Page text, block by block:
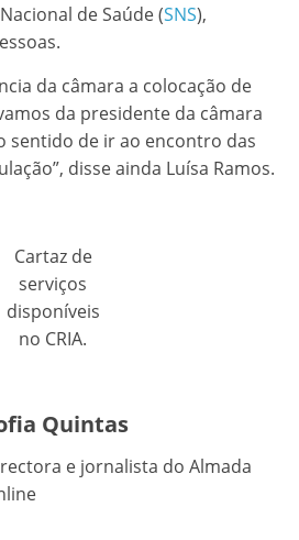
de Saúde (SNS),
da câmara a colocação de
da presidente da câmara
sentido de ir ao encontro das
disse ainda Luísa Ramos.
Cartaz de
serviços
disponíveis
no CRIA.
Quintas
e jornalista do Almada